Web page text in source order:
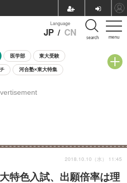
menu
Language
JP / CN search
医学部 東大受験
河合塾×東大特集
校説明会・相談会
特色入試、出願倍率は理
2018.10.10（水） 11:45